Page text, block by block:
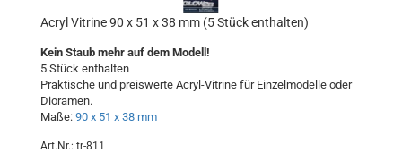
Acryl Vitrine 90 x 51 x 38 mm (5 Stück enthalten)
Kein Staub mehr auf dem Modell!
5 Stück enthalten
Praktische und preiswerte Acryl-Vitrine für Einzelmodelle oder
Dioramen.
Maße: 90 x 51 x 38 mm
Art.Nr.: tr-811